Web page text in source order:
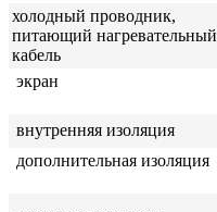
холодный проводник,
питающий нагревательный
кабель
экран
внутренняя изоляция
дополнительная изоляция